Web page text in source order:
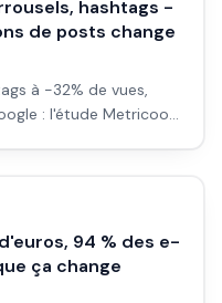
hashtags -
de posts change
à -32% de vues,
: l'étude Metricool
94 % des e-
ça change